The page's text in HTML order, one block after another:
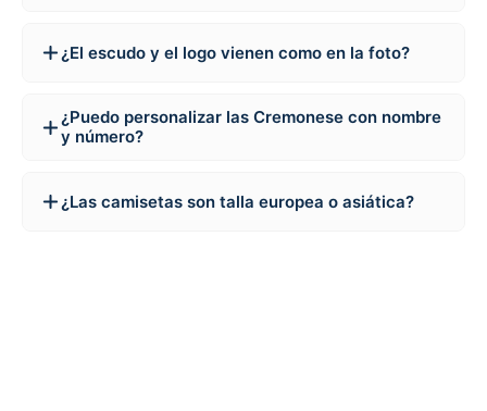
¿El escudo y el logo vienen como en la foto?
¿Puedo personalizar las Cremonese con nombre
y número?
¿Las camisetas son talla europea o asiática?